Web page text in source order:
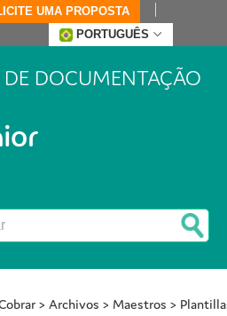
UMA PROPOSTA
PORTUGUÊS
DE DOCUMENTAÇÃO
> Archivos > Maestros >